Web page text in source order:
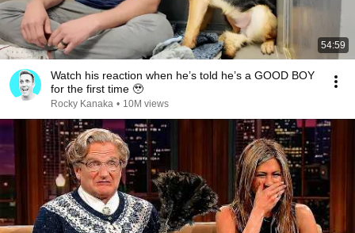
54:59
Watch his reaction when he’s told he’s a GOOD BOY
for the first time 🥹
Rocky Kanaka • 10M views